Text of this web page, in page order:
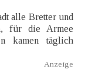
alle Bretter und
für die Armee
kamen täglich